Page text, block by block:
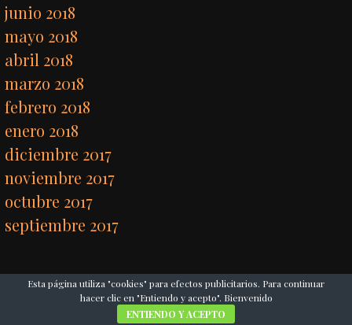
junio 2018
mayo 2018
abril 2018
marzo 2018
febrero 2018
enero 2018
diciembre 2017
noviembre 2017
octubre 2017
septiembre 2017
Esta página utiliza "cookies" para efectos publicitarios. Para continuar
hacer clic en "Entiendo y acepto". Bienvenido
ENTIENDO Y ACEPTO